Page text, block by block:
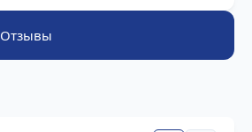
Отзывы